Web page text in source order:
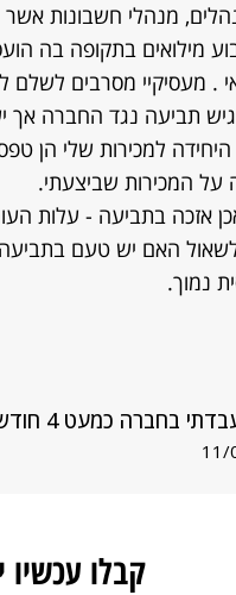
מנהלי חשבונות
מילואים בתקופה בה
. מעסיקיי מסרבים לשלם
תביעה נגד החברה אך
למכירות שלי הן
על המכירות שביצעתי.
לשאול האם יש טעם
נמוך.
בחברה כמעט 4 חודשים
11/
קבלו עכשיו